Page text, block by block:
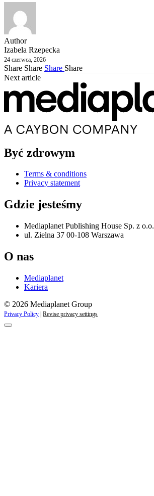
Author
Izabela Rzepecka
24 czerwca, 2026
Share Share Share Share
Next article
Być zdrowym
Terms & conditions
Privacy statement
Gdzie jesteśmy
Mediaplanet Publishing House Sp. z o.o.
ul. Zielna 37 00-108 Warszawa
O nas
Mediaplanet
Kariera
© 2026 Mediaplanet Group
Privacy Policy Revise privacy settings